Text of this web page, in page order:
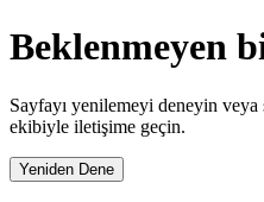
Beklenmeyen
Sayfayı yenilemeyi deneyin veya
ekibiyle iletişime geçin.
Yeniden Dene